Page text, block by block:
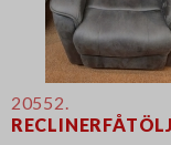
20552.
RECLINERFÅTÖLJ